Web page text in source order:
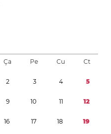
Ça Pe Cu Ct
2 3 4 5
9 10 11 12
16 17 18 19